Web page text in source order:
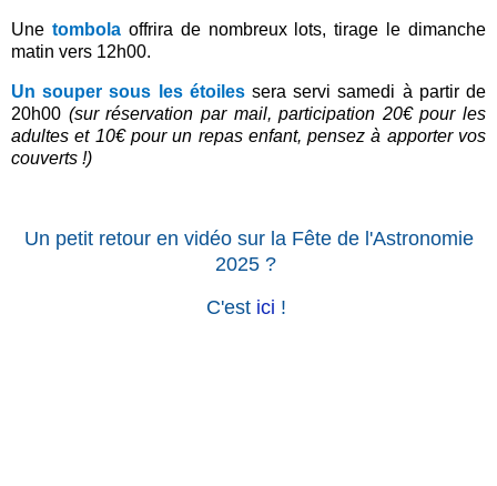
Une tombolaoffrira de nombreux lots, tirage le dimanche
matin vers 12h00.
Un souper sous les étoiles sera servi samedi à partir de
20h00 (sur réservation par mail, participation 20€ pour les
adultes et 10€ pour un repas enfant, pensez à apporter vos
couverts !)
Un petit retour en vidéo sur la Fête de l'Astronomie
2025 ?
C'est ici !